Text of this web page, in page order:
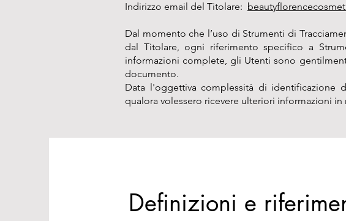
Indirizzo email del Titolare:
Dal momento che l’uso di Strumenti di
dal Titolare, ogni riferimento specifico a
informazioni complete, gli Utenti sono
documento.
Data l'oggettiva complessità di
qualora volessero ricevere ulteriori informazioni
Definizioni e